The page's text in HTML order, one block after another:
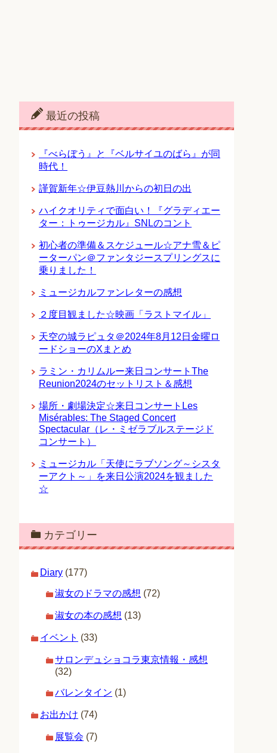
最近の投稿
『べらぼう』と『ベルサイユのばら』が同
時代！
謹賀新年☆伊豆熱川からの初日の出
ハイクオリティで面白い！『グラディエー
ター：トゥージカル』SNLのコント
初心者の準備＆スケジュール☆アナ雪＆ピ
ーターパン＠ファンタジースプリングスに
乗りました！
ミュージカルファンレターの感想
２度目観ました☆映画「ラストマイル」
天空の城ラピュタ＠2024年8月12日金曜ロ
ードショーのXまとめ
ラミン・カリムルー来日コンサートThe
Reunion2024のセットリスト＆感想
場所・劇場決定☆来日コンサートLes
Misérables: The Staged Concert
Spectacular（レ・ミゼラブルステージド
コンサート）
ミュージカル「天使にラブソング～シスタ
ーアクト～」を来日公演2024を観ました
☆
カテゴリー
Diary (177)
淑女のドラマの感想 (72)
淑女の本の感想 (13)
イベント (33)
サロンデュショコラ東京情報・感想
(32)
バレンタイン (1)
お出かけ (74)
展覧会 (7)